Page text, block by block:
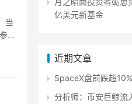
当
与
亿美元新基金
近期文章
SpaceX盘前跌超10%
分析师：币安巨鲸流